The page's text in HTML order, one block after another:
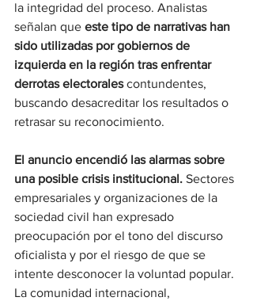
la integridad del proceso. Analistas
señalan que este tipo de narrativas han
sido utilizadas por gobiernos de
izquierda en la región tras enfrentar
derrotas electorales contundentes,
buscando desacreditar los resultados o
retrasar su reconocimiento.
El anuncio encendió las alarmas sobre
una posible crisis institucional. Sectores
empresariales y organizaciones de la
sociedad civil han expresado
preocupación por el tono del discurso
oficialista y por el riesgo de que se
intente desconocer la voluntad popular.
La comunidad internacional,